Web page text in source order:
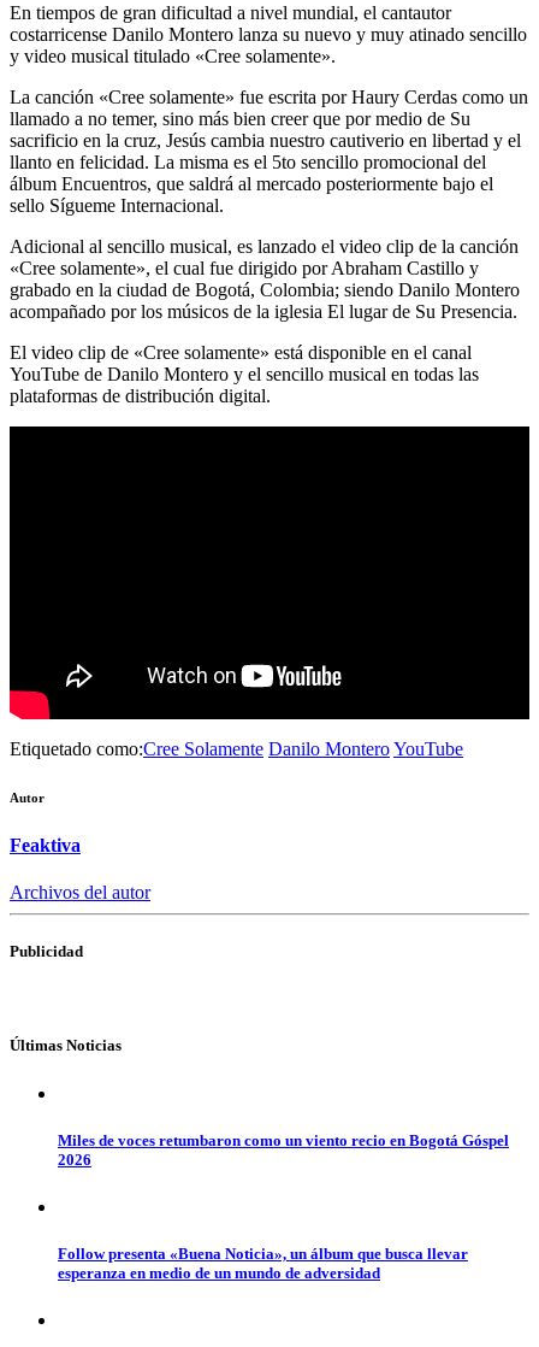
En tiempos de gran dificultad a nivel mundial, el cantautor
costarricense Danilo Montero lanza su nuevo y muy atinado sencillo
y video musical titulado «Cree solamente».
La canción «Cree solamente» fue escrita por Haury Cerdas como un
llamado a no temer, sino más bien creer que por medio de Su
sacrificio en la cruz, Jesús cambia nuestro cautiverio en libertad y el
llanto en felicidad. La misma es el 5to sencillo promocional del
álbum Encuentros, que saldrá al mercado posteriormente bajo el
sello Sígueme Internacional.
Adicional al sencillo musical, es lanzado el video clip de la canción
«Cree solamente», el cual fue dirigido por Abraham Castillo y
grabado en la ciudad de Bogotá, Colombia; siendo Danilo Montero
acompañado por los músicos de la iglesia El lugar de Su Presencia.
El video clip de «Cree solamente» está disponible en el canal
YouTube de Danilo Montero y el sencillo musical en todas las
plataformas de distribución digital.
Etiquetado como:Cree Solamente Danilo MonteroYouTube
Autor
Feaktiva
Archivos del autor
Publicidad
Últimas Noticias
Miles de voces retumbaron como un viento recio en Bogotá Góspel
2026
Follow presenta «Buena Noticia», un álbum que busca llevar
esperanza en medio de un mundo de adversidad